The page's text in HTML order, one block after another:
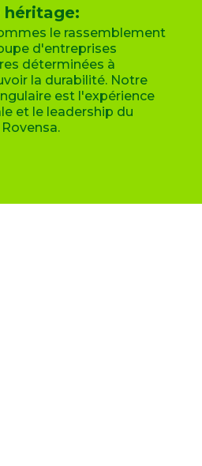
héritage:
le rassemblement
d'entreprises
déterminées à
la durabilité. Notre
est l'expérience
et le leadership du